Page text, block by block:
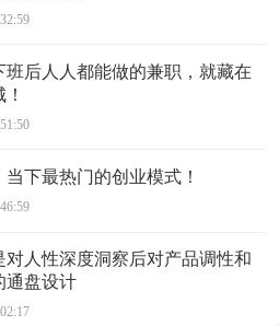
班后人人都能做的兼职，就藏在
下最热门的创业模式！
对人性深度洞察后对产品调性和
通盘设计